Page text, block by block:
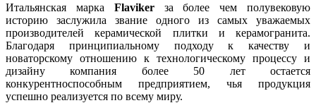
Итальянская марка Flavikerза более чем полувековую
историю заслужила звание одного из самых уважаемых
производителей керамической плитки и керамогранита.
Благодаря принципиальному подходу к качеству и
новаторскому отношению к технологическому процессу и
дизайну компания более 50 лет остается
конкурентноспособным предприятием, чья продукция
успешно реализуется по всему миру.